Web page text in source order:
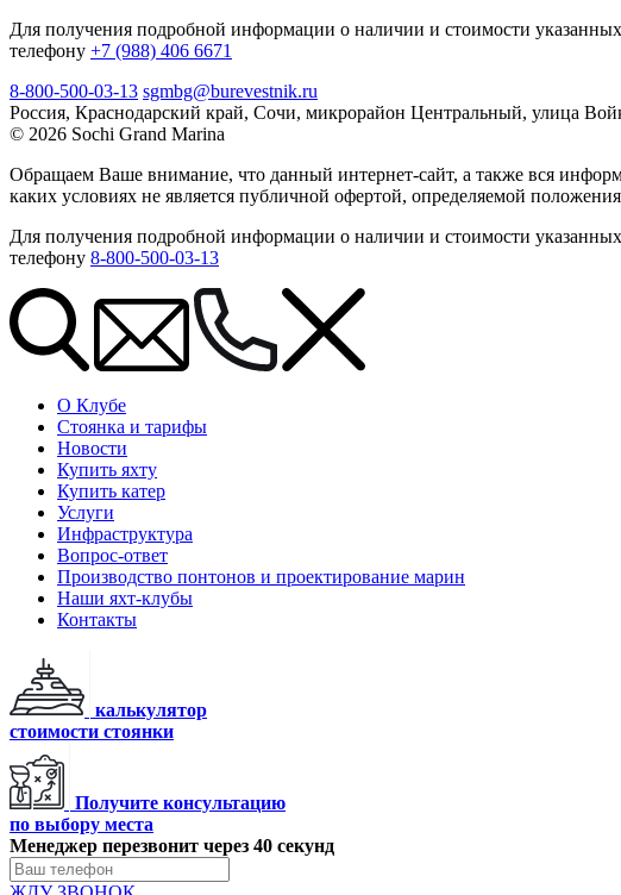
Для получения подробной информации о наличии и стоимости
телефону +7 (988) 406 6671
8-800-500-03-13 sgmbg@burevestnik.ru
Россия, Краснодарский край, Сочи, микрорайон Центральный, улица
© 2026 Sochi Grand Marina
Обращаем Ваше внимание, что данный интернет-сайт, а также вся
каких условиях не является публичной офертой, определяемой
Для получения подробной информации о наличии и стоимости
телефону 8-800-500-03-13
О Клубе
Стоянка и тарифы
Новости
Купить яхту
Купить катер
Услуги
Инфраструктура
Вопрос-ответ
Производство понтонов и проектирование марин
Наши яхт-клубы
Контакты
калькулятор
стоимости стоянки
Получите консультацию
по выбору места
Менеджер перезвонит через 40 секунд